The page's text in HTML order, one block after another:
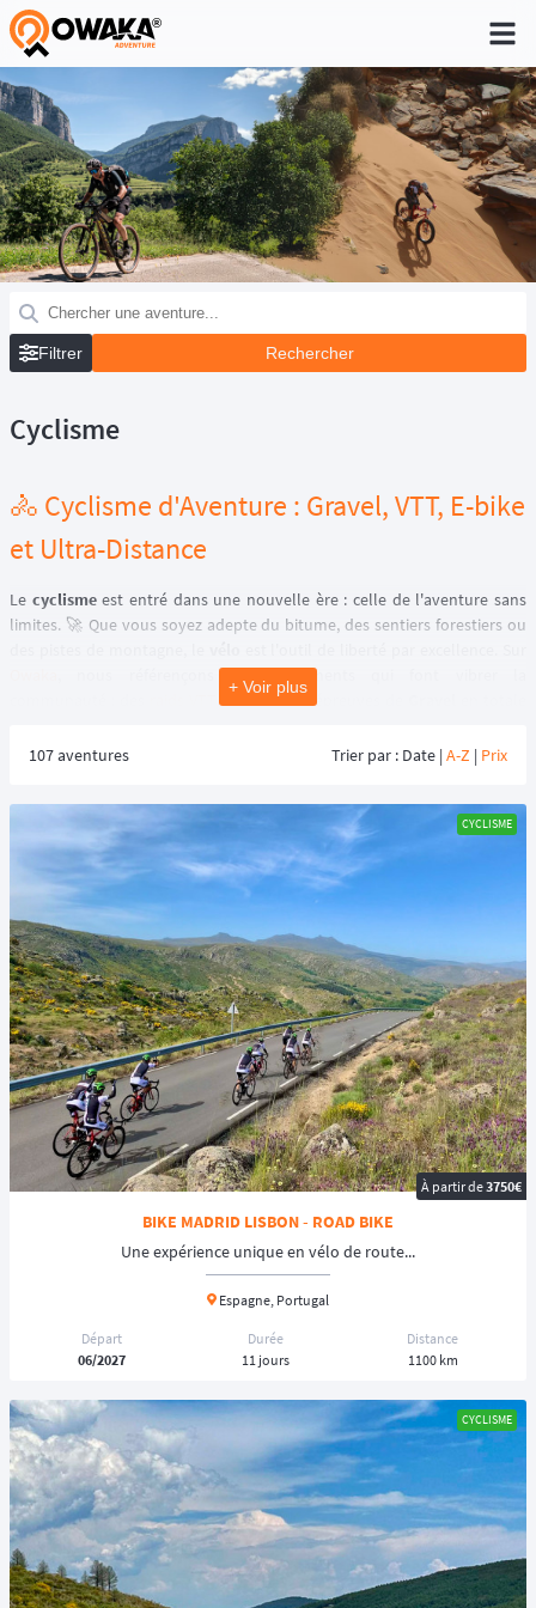
®
Filtrer
Cyclisme
🚴 Cyclisme d'Aventure : Gravel, VTT, E-bike
et Ultra-Distance
Le cyclismeest entré dans une nouvelle ère : celle de l'aventure sans
limites. 🚀 Que vous soyez adepte du bitume, des sentiers forestiers ou
, nous référençons les événements qui font vibrer la
engagés aux épreuves de
🚲 Les nouvelles disciplines du cyclisme outdoor
Le monde du vélo se diversifie. Pour bien choisir votre prochain défi sur
notre calendrier, voici les termes clés à connaître :
➡️ Le Gravel : La liberté entre route et sentier
Le Gravel est la discipline tendance de ces dernières années. C'est un
vélo polyvalent(mélange entre un vélo de route et un cyclo-cross) qui
permet de passer de l'asphalte aux pistes de terre avec fluidité. Les
épreuves de Gravel privilégient souvent l'aventure, la découverte de
paysages sauvages et une ambiance conviviale tel queGravel Hillsau
Brésil. 🌲
➡️ Le Bikepacking et l'Ultra-Distance
L'ultracyclisme consiste à parcourir des distances dépassant souvent les
300, 500 ou même 1000 km. Ici, on oublie le peloton : on roule en mode
Bikepacking. Cela signifie que vous transportez votre propre matériel
(sacoches de cadre, de selle, de guidon) et que vous gérez votre sommeil
et votre alimentation en totale autonomie. C'est le défi mental ultime.
Découvrez par exemple lesépreuves BikingMan!
Terrain) reste une valeur sûre. Du raid marathon en montagne aux
épreuves de traversée de massifs, le VTT demande une maîtrise du
pilotage et un engagement physique intense sur les terrains cassants.
➡️ L'E-bike (VTTAE) : L'aventure sans limites
L'assistance électriquea révolutionné le cyclisme outdoor. Le
permet de franchir des dénivelés impressionnants et d'allonger les
distances de vos raids sans sacrifier le plaisir. De nombreux
organisateurs proposent désormais descatégories spécifiques "E-
bike"pour permettre à tous de découvrir des paysages grandioses, quel
que soit leur niveau de forme physique.
+ Voir plus
Trier par : Date | A-Z | Prix
107 aventures
CYCLISME
À partir de3750€
BIKE MADRID LISBON - ROAD BIKE
Une expérience unique en vélo de route...
Espagne, Portugal
Départ
06/2027
Durée
11 jours
Distance
1100 km
CYCLISME